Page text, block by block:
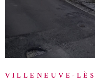
VILLENEUVE-